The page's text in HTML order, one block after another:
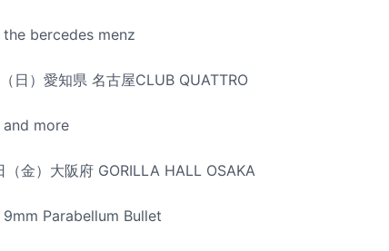
bercedes menz
日）愛知県 名古屋CLUB QUATTRO
more
金）大阪府 GORILLA HALL OSAKA
Parabellum Bullet